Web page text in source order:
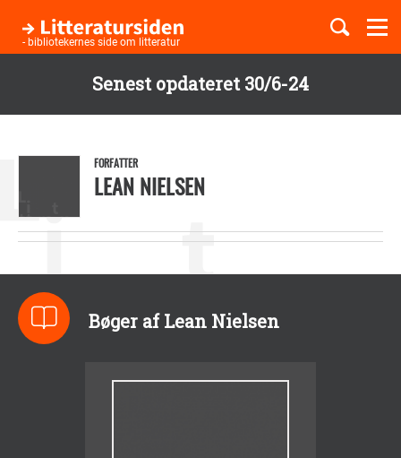
Senest opdateret 30/6-24
hovedindhold
- bibliotekernes side om litteratur
Børnebøger
Temaer
FORFATTER
LEAN NIELSEN
Bøger af Lean Nielsen